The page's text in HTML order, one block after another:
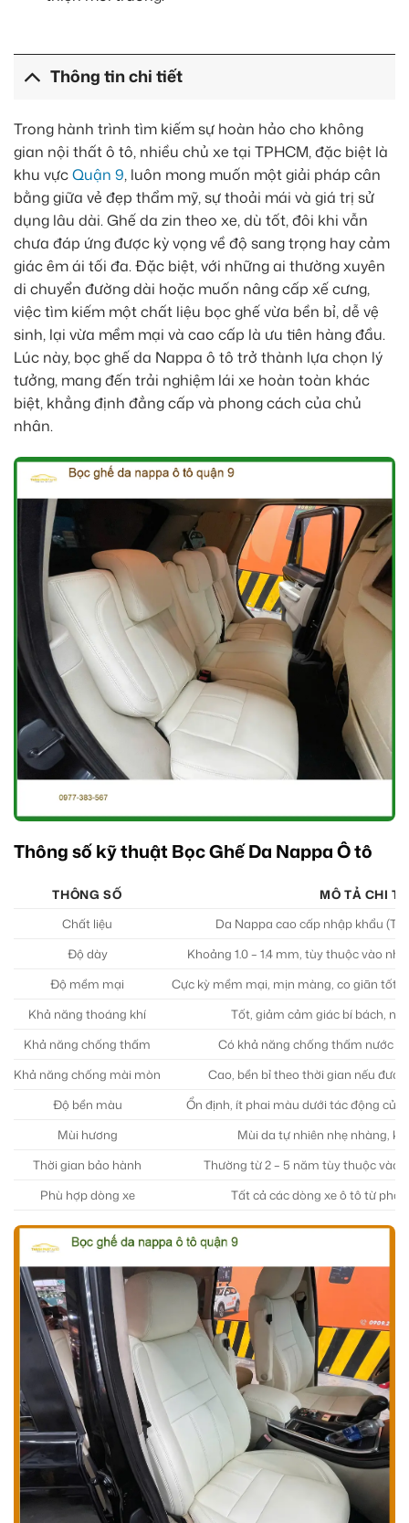
Thông tin chi tiết
Trong hành trình tìm kiếm sự hoàn hảo cho không
gian nội thất ô tô, nhiều chủ xe tại TPHCM, đặc biệt là
khu vựcQuận 9, luôn mong muốn một giải pháp cân
bằng giữa vẻ đẹp thẩm mỹ, sự thoải mái và giá trị sử
dụng lâu dài. Ghế da zin theo xe, dù tốt, đôi khi vẫn
chưa đáp ứng được kỳ vọng về độ sang trọng hay cảm
giác êm ái tối đa. Đặc biệt, với những ai thường xuyên
di chuyển đường dài hoặc muốn nâng cấp xế cưng,
việc tìm kiếm một chất liệu bọc ghế vừa bền bỉ, dễ vệ
sinh, lại vừa mềm mại và cao cấp là ưu tiên hàng đầu.
Lúc này, bọc ghế da Nappa ô tô trở thành lựa chọn lý
tưởng, mang đến trải nghiệm lái xe hoàn toàn khác
biệt, khẳng định đẳng cấp và phong cách của chủ
nhân.
Thông số kỹ thuật Bọc Ghế Da Nappa Ô tô
THÔNG SỐ
MÔ TẢ CHI
Chất liệu
Da Nappa cao cấp nhập khẩu
Độ dày
Khoảng 1.0 – 1.4 mm, tùy thuộc vào
Độ mềm mại
Cực kỳ mềm mại, mịn màng, co giãn tốt,
Khả năng thoáng khí
Tốt, giảm cảm giác bí bách,
Khả năng chống thấm
Có khả năng chống thấm nước
Khả năng chống mài mòn
Cao, bền bỉ theo thời gian nếu
Độ bền màu
Ổn định, ít phai màu dưới tác động của
Mùi hương
Mùi da tự nhiên nhẹ nhàng,
Thời gian bảo hành
Thường từ 2 – 5 năm tùy thuộc vào
Phù hợp dòng xe
Tất cả các dòng xe ô tô từ phổ